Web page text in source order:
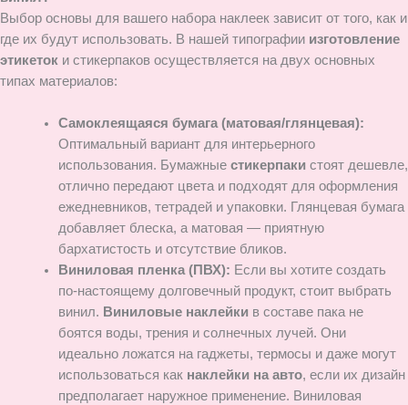
Выбор основы для вашего набора наклеек зависит от того, как и
где их будут использовать. В нашей типографии изготовление
этикеток и стикерпаков осуществляется на двух основных
типах материалов:
Самоклеящаяся бумага (матовая/глянцевая):
Оптимальный вариант для интерьерного
использования. Бумажные стикерпакистоят дешевле,
отлично передают цвета и подходят для оформления
ежедневников, тетрадей и упаковки. Глянцевая бумага
добавляет блеска, а матовая — приятную
бархатистость и отсутствие бликов.
Виниловая пленка (ПВХ): Если вы хотите создать
по-настоящему долговечный продукт, стоит выбрать
винил. Виниловые наклейкив составе пака не
боятся воды, трения и солнечных лучей. Они
идеально ложатся на гаджеты, термосы и даже могут
использоваться как наклейки на авто, если их дизайн
предполагает наружное применение. Виниловая